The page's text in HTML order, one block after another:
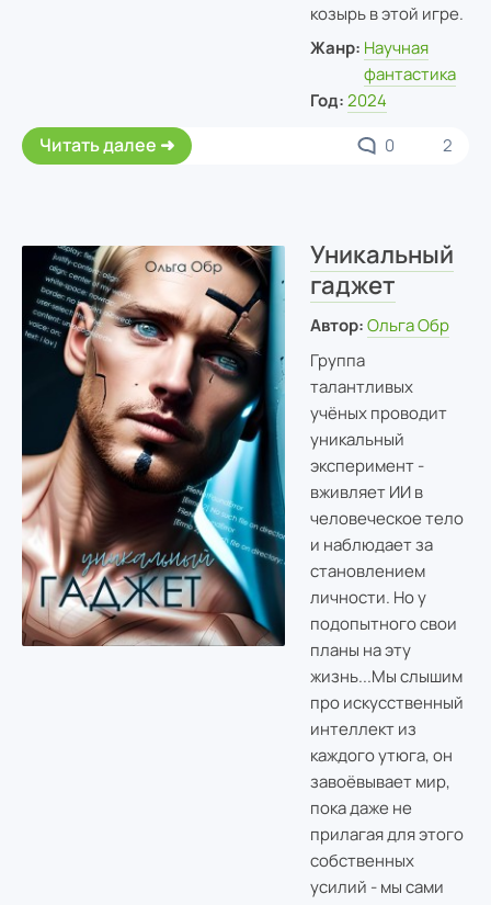
козырь в этой игре.
Жанр: Научная
фантастика
Год: 2024
Читать далее 0 2
Уникальный
гаджет
Автор: Ольга Обр
Группа
талантливых
учёных проводит
уникальный
эксперимент -
вживляет ИИ в
человеческое тело
и наблюдает за
становлением
личности. Но у
подопытного свои
планы на эту
жизнь...Мы слышим
про искусственный
интеллект из
каждого утюга, он
завоёвывает мир,
пока даже не
прилагая для этого
собственных
усилий - мы сами